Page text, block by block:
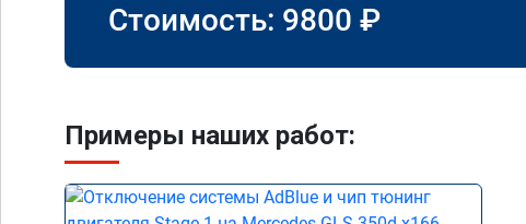
Стоимость: 9800 ₽
Примеры наших работ: